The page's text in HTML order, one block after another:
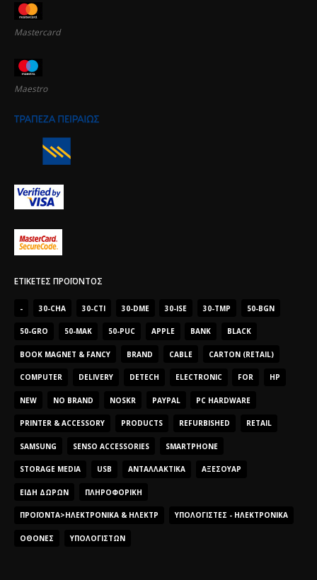
Mastercard
Maestro
ΕΤΙΚΈΤΕΣ ΠΡΟΪΌΝΤΟΣ
- 30-CHA 30-CTI 30-DME 30-ISE 30-TMP 50-BGN
50-GRO 50-MAK 50-PUC APPLE BANK BLACK
BOOK MAGNET & FANCY BRAND CABLE CARTON (RETAIL)
COMPUTER DELIVERY DETECH ELECTRONIC FOR HP
NEW NO BRAND NOSKR PAYPAL PC HARDWARE
PRINTER & ACCESSORY PRODUCTS REFURBISHED RETAIL
SAMSUNG SENSO ACCESSORIES SMARTPHONE
STORAGE MEDIA USB ΑΝΤΑΛΛΑΚΤΙΚΆ ΑΞΕΣΟΥΆΡ
ΕΊΔΗ ΔΏΡΩΝ ΠΛΗΡΟΦΟΡΙΚΉ
ΠΡΟΪΌΝΤΑ>ΗΛΕΚΤΡΟΝΙΚΆ & ΗΛΕΚΤΡ ΥΠΟΛΟΓΙΣΤΈΣ - ΗΛΕΚΤΡΟΝΙΚΆ
ΟΘΌΝΕΣ ΥΠΟΛΟΓΙΣΤΏΝ